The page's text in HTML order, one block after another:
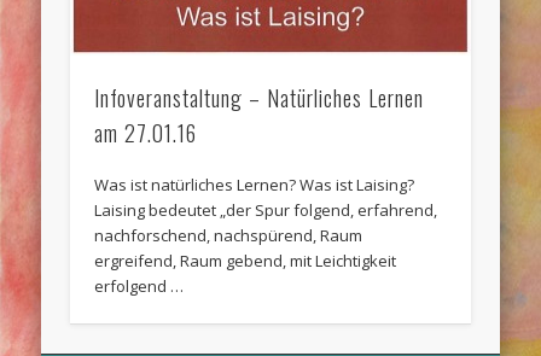
Infoveranstaltung – Natürliches Lernen
am 27.01.16
Was ist natürliches Lernen? Was ist Laising?
Laising bedeutet „der Spur folgend, erfahrend,
nachforschend, nachspürend, Raum
ergreifend, Raum gebend, mit Leichtigkeit
erfolgend …